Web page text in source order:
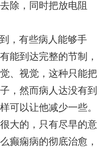
除，同时把放电阻
，有些病人能够手
能到达完整的节制，
、视觉，这种只能把
，然而病人达没有到
可以让他减少一些。
大的，只有尽早的意
癫痫病的彻底治愈，